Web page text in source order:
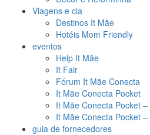
Viagens e cia
Destinos It Mãe
Hotéis Mom Friendly
eventos
Help It Mãe
It Fair
Fórum It Mãe Conecta
It Mãe Conecta Pocket
It Mãe Conecta Pocket –
It Mãe Conecta Pocket –
guia de fornecedores